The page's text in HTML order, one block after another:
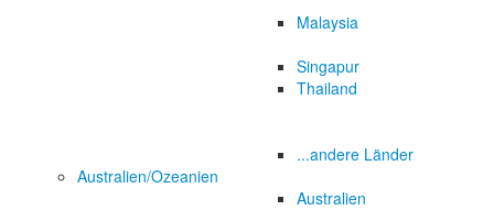
Malaysia
Singapur
Thailand
...andere Länder
Australien/Ozeanien
Australien